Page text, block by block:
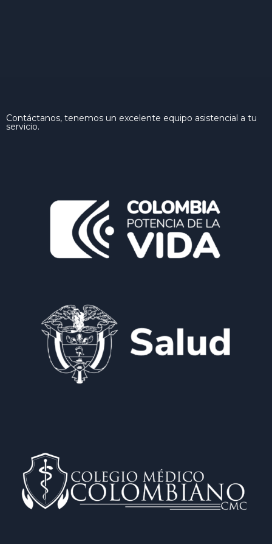
Contáctanos, tenemos un excelente equipo asistencial a tu
servicio.